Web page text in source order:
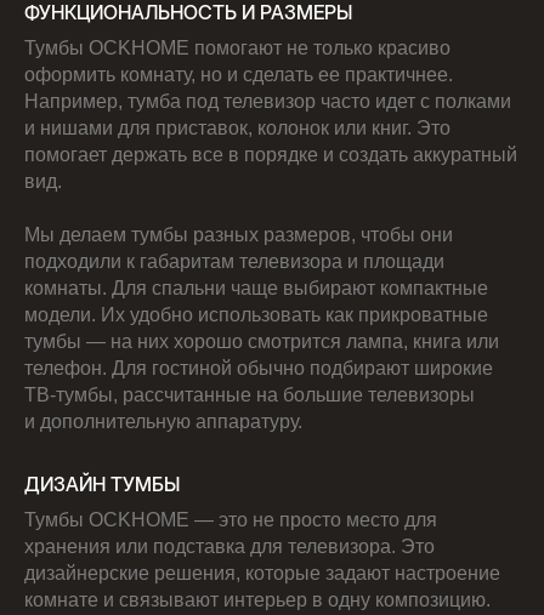
ФУНКЦИОНАЛЬНОСТЬ И РАЗМЕРЫ
Тумбы OCKHOME помогают не только красиво
оформить комнату, но и сделать ее практичнее.
Например, тумба под телевизор часто идет с полками
и нишами для приставок, колонок или книг. Это
помогает держать все в порядке и создать аккуратный
вид.
Мы делаем тумбы разных размеров, чтобы они
подходили к габаритам телевизора и площади
комнаты. Для спальни чаще выбирают компактные
модели. Их удобно использовать как прикроватные
тумбы — на них хорошо смотрится лампа, книга или
телефон. Для гостиной обычно подбирают широкие
ТВ-тумбы, рассчитанные на большие телевизоры
и дополнительную аппаратуру.
ДИЗАЙН ТУМБЫ
Тумбы OCKHOME — это не просто место для
хранения или подставка для телевизора. Это
дизайнерские решения, которые задают настроение
комнате и связывают интерьер в одну композицию.